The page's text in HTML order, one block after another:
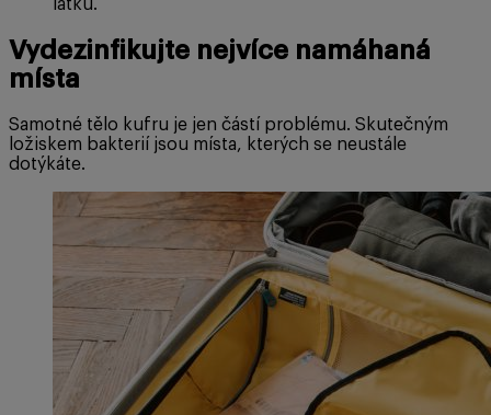
látku.
Vydezinfikujte nejvíce namáhaná
místa
Samotné tělo kufru je jen částí problému. Skutečným
ložiskem bakterií jsou místa, kterých se neustále
dotýkáte.